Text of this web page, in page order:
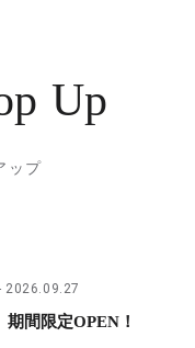
Up
ップ
2026.09.27
期間限定OPEN！